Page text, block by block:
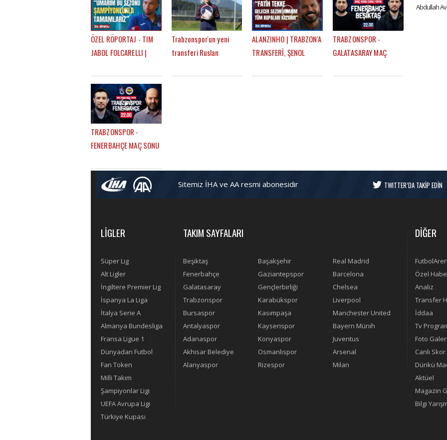
ÖZEL RÖPORTAJ - TIM
JABOL FOLCARELLI |
SEZONKİ HEDEFLERİ,
FATİH TEKKE, SAÇ TARZI
Trabzonspor'un yeni
transferi Ruslan
Tekke ile birlikte
ALANZINHO | TRABZON'A
TRANSFERİ, ŞENOL
ETKİSİ, FATİH TEKKE'Yİ
TRABZONSPOR -
GALATASARAY MAÇ
MERT KURT
TRABZONSPOR -
FENERBAHÇE MAÇ SONU
MERT KURT
Sitemiz İHA ve AA resmi abonesidir TWITTER’DA TAKİP EDİN
LİGLER
Süper Lig
Alt Ligler
İngiltere Premier Lig
İspanya La Liga
İtalya Serie A
Almanya Bundesliga
Fransa Ligue 1
Dünyadan Futbol
Fan Token
Milli Takım
Şampiyonlar Ligi
UEFA Avrupa Ligi
Türkiye Kupası
TAKIM SAYFALARI
Beşiktaş Başakşehir
Real Madrid
Fenerbahçe
Gaziantepspor
Barcelona
Galatasaray
Gençlerbirliği
Chelsea
Trabzonspor
Karabükspor
Liverpool
Bursaspor
Kasımpaşa
Manchester United
Antalyaspor
Kayserispor
Bayern Münih
Adanaspor
Konyaspor
Juventus
Akhisar Belediye
Osmanlıspor
Arsenal
Alanyaspor
Rizespor Milan
DİĞER
Özel
Analiz
Transfer
İddaa
Tv
Foto Galeri
Canlı Skor
Dünkü
Aktüel
Magazin
Bilgi